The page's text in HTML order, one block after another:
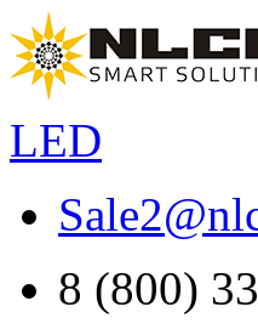
LED
Sale2@
8 (800)